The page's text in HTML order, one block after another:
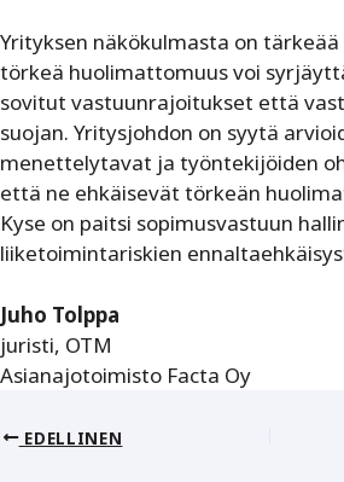
Yrityksen näkökulmasta on
törkeä huolimattomuus voi
sovitut vastuunrajoitukset että
suojan. Yritysjohdon on syytä
menettelytavat ja työntekijöiden
että ne ehkäisevät törkeän
Kyse on paitsi sopimusvastuun
liiketoimintariskien
Juho Tolppa
juristi, OTM
Asianajotoimisto Facta Oy
EDELLINEN